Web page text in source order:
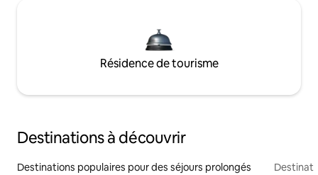
Résidence de tourisme
Destinations à découvrir
Destinations populaires pour des séjours prolongés